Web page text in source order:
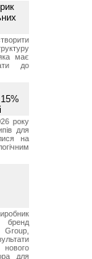
має
до
року
для
на
бренд
Group,
для